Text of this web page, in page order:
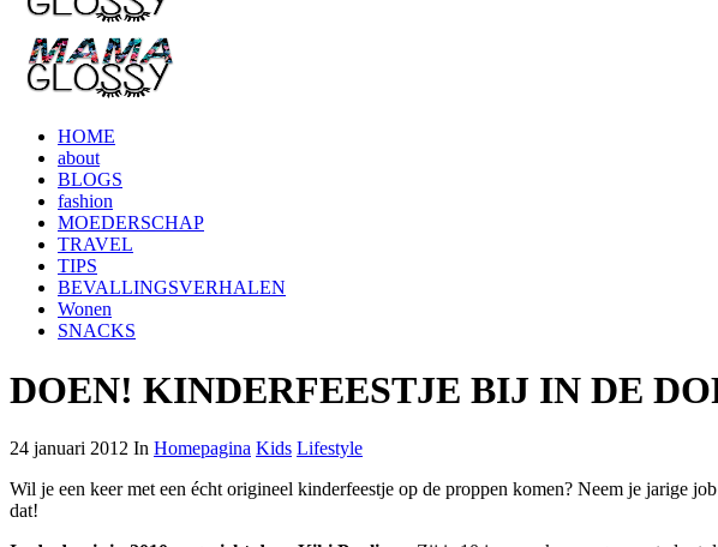
HOME
about
BLOGS
fashion
MOEDERSCHAP
TRAVEL
TIPS
BEVALLINGSVERHALEN
Wonen
SNACKS
DOEN! KINDERFEESTJE BIJ IN DE
24 januari 2012 In Homepagina Kids Lifestyle
Wil je een keer met een écht origineel kinderfeestje op de proppen komen? Neem je jarige
dat!